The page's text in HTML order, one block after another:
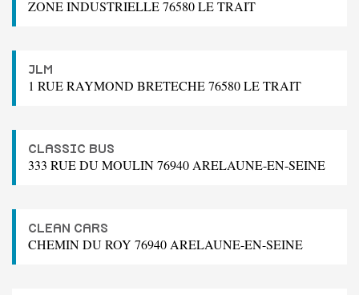
ZONE INDUSTRIELLE 76580 LE TRAIT
JLM
1 RUE RAYMOND BRETECHE 76580 LE TRAIT
CLASSIC BUS
333 RUE DU MOULIN 76940 ARELAUNE-EN-SEINE
CLEAN CARS
CHEMIN DU ROY 76940 ARELAUNE-EN-SEINE